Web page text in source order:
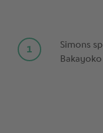
Simons
Bakayoko